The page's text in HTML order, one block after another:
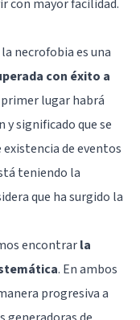
con mayor facilidad.
necrofobia es una
con éxito a
primer lugar habrá
significado que se
de eventos
teniendo la
que ha surgido la
encontrarla
. En ambos
progresiva a